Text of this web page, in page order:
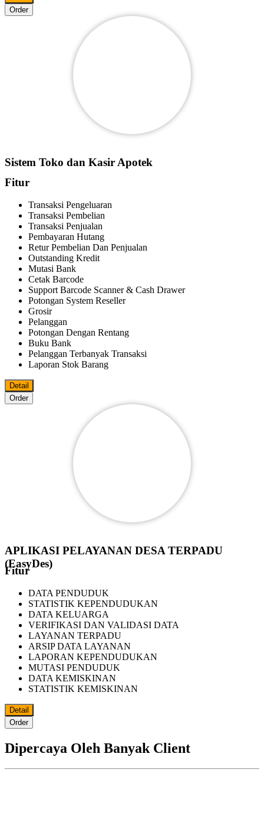
Order
Sistem Toko dan Kasir Apotek
Fitur
Transaksi Pengeluaran
Transaksi Pembelian
Transaksi Penjualan
Pembayaran Hutang
Retur Pembelian Dan Penjualan
Outstanding Kredit
Mutasi Bank
Cetak Barcode
Support Barcode Scanner & Cash Drawer
Potongan System Reseller
Grosir
Pelanggan
Potongan Dengan Rentang
Buku Bank
Pelanggan Terbanyak Transaksi
Laporan Stok Barang
Detail
Order
APLIKASI PELAYANAN DESA TERPADU
(EasyDes)
Fitur
DATA PENDUDUK
STATISTIK KEPENDUDUKAN
DATA KELUARGA
VERIFIKASI DAN VALIDASI DATA
LAYANAN TERPADU
ARSIP DATA LAYANAN
LAPORAN KEPENDUDUKAN
MUTASI PENDUDUK
DATA KEMISKINAN
STATISTIK KEMISKINAN
Detail
Order
Dipercaya Oleh Banyak Client